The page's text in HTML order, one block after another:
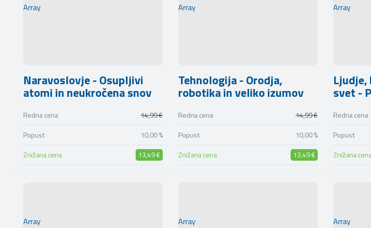
Array
Naravoslovje - Osupljivi
atomi in neukročena snov
Redna cena
14,99 €
Popust
10,00 %
Znižana cena
13,49 €
Array
Tehnologija - Orodja,
robotika in veliko izumov
Redna cena
14,99 €
Popust
10,00 %
Znižana cena
13,49 €
Array
svet -
Redna cena
Popust
Znižana
Array Array Array